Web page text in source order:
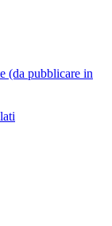
(da pubblicare in